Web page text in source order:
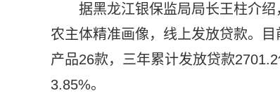
据黑龙江银保监局局长王柱介
农主体精准画像，线上发放贷款。
产品26款，三年累计发放贷款
3.85%。